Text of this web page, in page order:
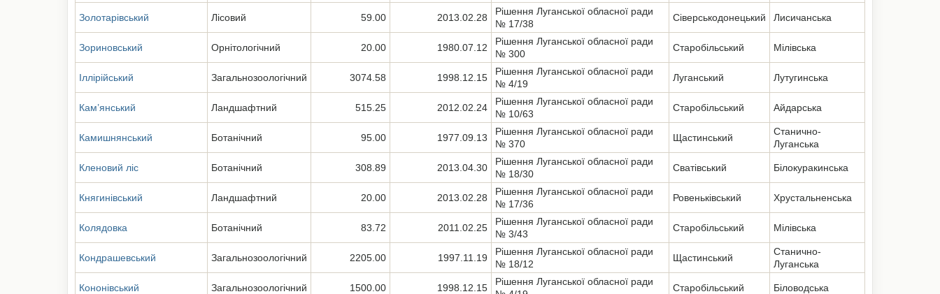
Золотарівський Лісовий 59.00 2013.02.28
Рішення Луганської обласної ради
№ 17/38
Сіверськодонецький Лисичанська
Зориновський Орнітологічний 20.00 1980.07.12
Рішення Луганської обласної ради
№ 300
Старобільський Мілівська
Іллірійський Загальнозоологічний 3074.58 1998.12.15
Рішення Луганської обласної ради
№ 4/19
Луганський Лутугинська
Кам’янський Ландшафтний 515.25 2012.02.24
Рішення Луганської обласної ради
№ 10/63
Старобільський Айдарська
Камишнянський Ботанічний 95.00 1977.09.13
Рішення Луганської обласної ради
№ 370
Щастинський
Станично-
Луганська
Кленовий ліс Ботанічний 308.89 2013.04.30
Рішення Луганської обласної ради
№ 18/30
Сватівський Білокуракинська
Княгинівський Ландшафтний 20.00 2013.02.28
Рішення Луганської обласної ради
№ 17/36
Ровеньківський Хрустальненська
Колядовка Ботанічний 83.72 2011.02.25
Рішення Луганської обласної ради
№ 3/43
Старобільський Мілівська
Кондрашевський Загальнозоологічний 2205.00 1997.11.19
Рішення Луганської обласної ради
№ 18/12
Щастинський
Станично-
Луганська
Кононівський Загальнозоологічний 1500.00 1998.12.15
Рішення Луганської обласної ради
Старобільський Біловодська